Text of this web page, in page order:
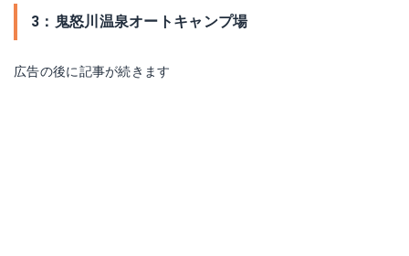
3：鬼怒川温泉オートキャンプ場
広告の後に記事が続きます